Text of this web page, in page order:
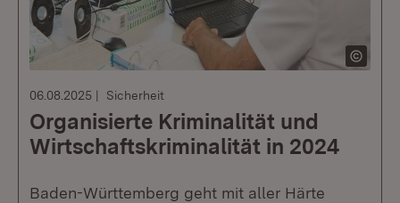
06.08.2025 Sicherheit
Organisierte Kriminalität und
Wirtschaftskriminalität in 2024
Baden-Württemberg geht mit aller Härte